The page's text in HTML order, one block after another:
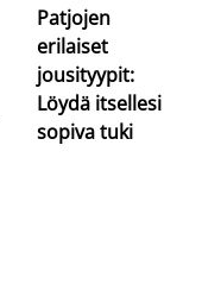
Patjojen
erilaiset
jousityypit:
Löydä itsellesi
sopiva tuki